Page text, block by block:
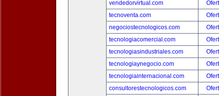
vendedorvirtual.com
tecnoventa.com
negociostecnologicos.com
tecnologiacomercial.com
tecnologiasindustriales.com
tecnologiaynegocio.com
tecnologiainternacional.com
consultorestecnologicos.com